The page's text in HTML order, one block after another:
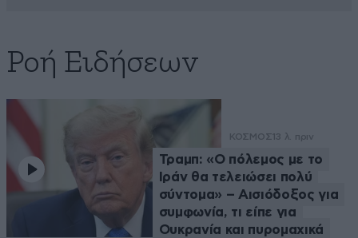
Ροή Ειδήσεων
ΚΟΣΜΟΣ 13 λ. πριν
Τραμπ: «Ο πόλεμος με το
Ιράν θα τελειώσει πολύ
σύντομα» – Αισιόδοξος για
συμφωνία, τι είπε για
Ουκρανία και πυρομαχικά